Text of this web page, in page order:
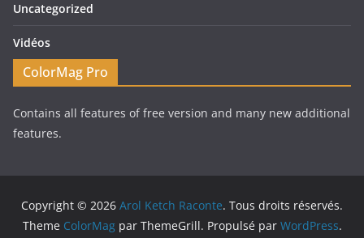
Uncategorized
Vidéos
ColorMag Pro
Contains all features of free version and many new additional
features.
Copyright © 2026 Arol Ketch Raconte. Tous droits réservés.
Theme ColorMagpar ThemeGrill. Propulsé par WordPress.